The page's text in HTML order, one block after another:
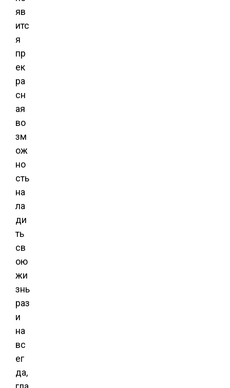
яв
итс
я
пр
ек
ра
сн
ая
во
зм
ож
но
сть
на
ла
ди
ть
св
ою
жи
знь
раз
и
на
вс
ег
да,